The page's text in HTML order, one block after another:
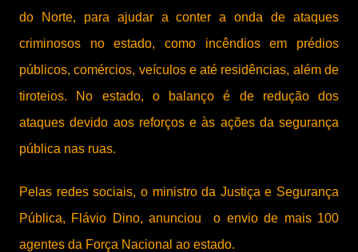
do Norte, para ajudar a conter a onda de ataques
criminosos no estado, como incêndios em prédios
públicos, comércios, veículos e até residências, além de
tiroteios. No estado, o balanço é de redução dos
ataques devido aos reforços e às ações da segurança
pública nas ruas.
Pelas redes sociais, o ministro da Justiça e Segurança
Pública, Flávio Dino, anunciou o envio de mais 100
agentes da Força Nacional ao estado.